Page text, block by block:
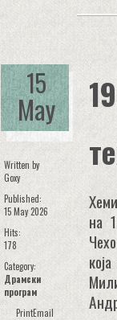
15
May
Written by
Goxy
Published:
15 May 2026
Hits:
178
Category:
Драмски
програм
PrintEmail
на